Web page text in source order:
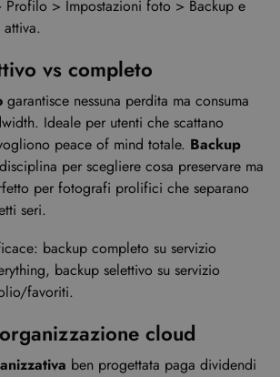
Profilo > Impostazioni foto > Backup e
vs completo
garantisce nessuna perdita ma consuma
Ideale per utenti che scattano
peace of mind totale. Backup
per scegliere cosa preservare ma
per fotografi prolifici che separano
seri.
backup completo su servizio
backup selettivo su servizio
favoriti.
cloud
ben progettata paga dividendi